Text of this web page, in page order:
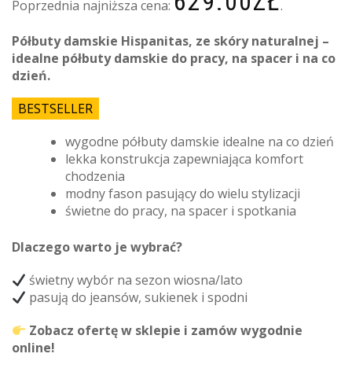
Poprzednia najniższa cena: .
Półbuty damskie Hispanitas, ze skóry naturalnej –
idealne półbuty damskie do pracy, na spacer i na co
dzień.
BESTSELLER
wygodne półbuty damskie idealne na co dzień
lekka konstrukcja zapewniająca komfort
chodzenia
modny fason pasujący do wielu stylizacji
świetne do pracy, na spacer i spotkania
Dlaczego warto je wybrać?
świetny wybór na sezon wiosna/lato
pasują do jeansów, sukienek i spodni
Zobacz ofertę w sklepie i zamów wygodnie
online!